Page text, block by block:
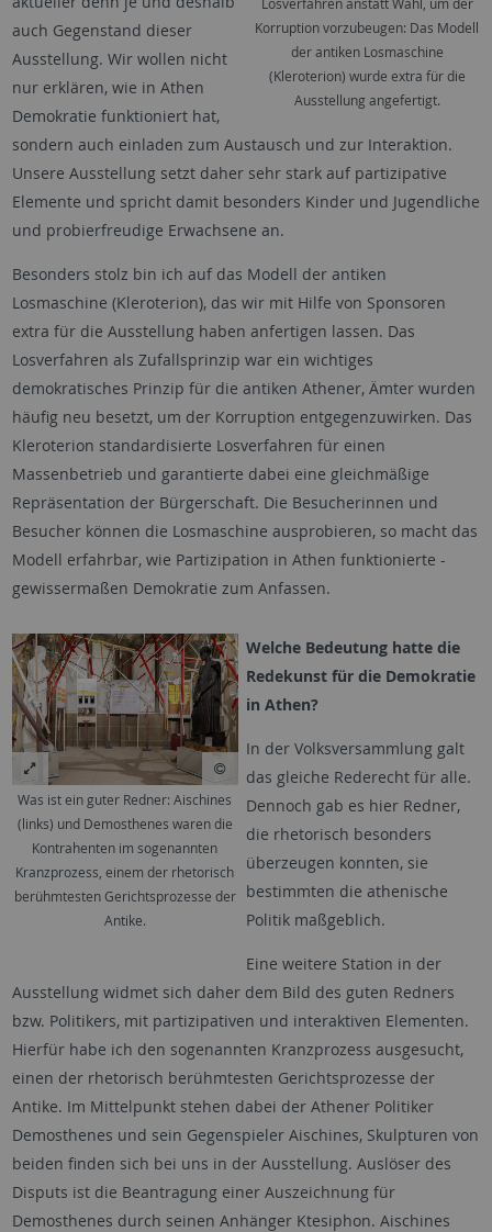
Losverfahren anstatt Wahl, um der
Korruption vorzubeugen: Das Modell
der antiken Losmaschine
(Kleroterion) wurde extra für die
Ausstellung angefertigt.
auch Gegenstand dieser
Ausstellung. Wir wollen nicht
nur erklären, wie in Athen
Demokratie funktioniert hat,
sondern auch einladen zum Austausch und zur Interaktion.
Unsere Ausstellung setzt daher sehr stark auf partizipative
Elemente und spricht damit besonders Kinder und Jugendliche
und probierfreudige Erwachsene an.
Besonders stolz bin ich auf das Modell der antiken
Losmaschine (Kleroterion), das wir mit Hilfe von Sponsoren
extra für die Ausstellung haben anfertigen lassen. Das
Losverfahren als Zufallsprinzip war ein wichtiges
demokratisches Prinzip für die antiken Athener, Ämter wurden
häufig neu besetzt, um der Korruption entgegenzuwirken. Das
Kleroterion standardisierte Losverfahren für einen
Massenbetrieb und garantierte dabei eine gleichmäßige
Repräsentation der Bürgerschaft. Die Besucherinnen und
Besucher können die Losmaschine ausprobieren, so macht das
Modell erfahrbar, wie Partizipation in Athen funktionierte -
gewissermaßen Demokratie zum Anfassen.
Was ist ein guter Redner: Aischines
(links) und Demosthenes waren die
Kontrahenten im sogenannten
Kranzprozess, einem der rhetorisch
berühmtesten Gerichtsprozesse der
Antike.
Welche Bedeutung hatte die
Redekunst für die Demokratie
in Athen?
In der Volksversammlung galt
das gleiche Rederecht für alle.
Dennoch gab es hier Redner,
die rhetorisch besonders
überzeugen konnten, sie
bestimmten die athenische
Politik maßgeblich.
Eine weitere Station in der
Ausstellung widmet sich daher dem Bild des guten Redners
bzw. Politikers, mit partizipativen und interaktiven Elementen.
Hierfür habe ich den sogenannten Kranzprozess ausgesucht,
einen der rhetorisch berühmtesten Gerichtsprozesse der
Antike. Im Mittelpunkt stehen dabei der Athener Politiker
Demosthenes und sein Gegenspieler Aischines, Skulpturen von
beiden finden sich bei uns in der Ausstellung. Auslöser des
Disputs ist die Beantragung einer Auszeichnung für
Demosthenes durch seinen Anhänger Ktesiphon. Aischines